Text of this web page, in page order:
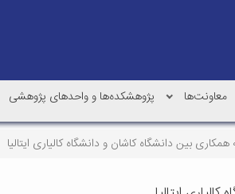
معاونت‌ها پژوهشکده‌ها و واحدهای پژوهشی
بین دانشگاه کاشان و دانشگاه کالیاری ایتالیا